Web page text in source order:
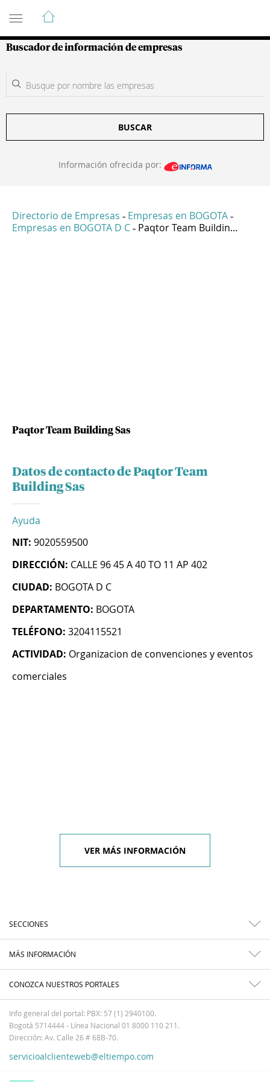
Guía de Empresas Colombianas
Buscador de información de empresas
BUSCAR
Información ofrecida por:
Directorio de Empresas - Empresas en BOGOTA -
Empresas en BOGOTA D C - Paqtor Team Buildin...
Paqtor Team Building Sas
Datos de contacto de Paqtor Team
Building Sas
Ayuda
NIT: 9020559500
DIRECCIÓN: CALLE 96 45 A 40 TO 11 AP 402
CIUDAD: BOGOTA D C
DEPARTAMENTO: BOGOTA
TELÉFONO: 3204115521
ACTIVIDAD: Organizacion de convenciones y eventos
comerciales
VER MÁS INFORMACIÓN
SECCIONES
MÁS INFORMACIÓN
CONOZCA NUESTROS PORTALES
Info general del portal: PBX: 57 (1) 2940100.
Bogotá 5714444 - Línea Nacional 01 8000 110 211.
Dirección: Av. Calle 26 # 68B-70.
servicioalclienteweb@eltiempo.com